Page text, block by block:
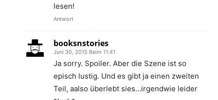
lesen!
Antwort
booksnstories
Juni 30, 2015 Beim 11:41
Ja sorry. Spoiler. Aber die Szene ist so
episch lustig. Und es gibt ja einen zweiten
Teil, aalso überlebt sies…irgendwie leider